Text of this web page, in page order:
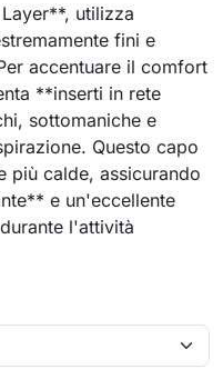
utilizza
fini e
accentuare il comfort
**inserti in rete
sottomaniche e
Questo capo
più calde, assicurando
e un'eccellente
l'attività